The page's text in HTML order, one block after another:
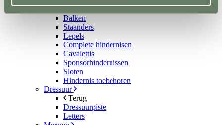
Terug
Balken
Staanders
Lepels
Complete hindernisen
Cavalettis
Sponsorhindernissen
Sloten
Hindernis toebehoren
Dressuur
Terug
Dressuurpiste
Letters